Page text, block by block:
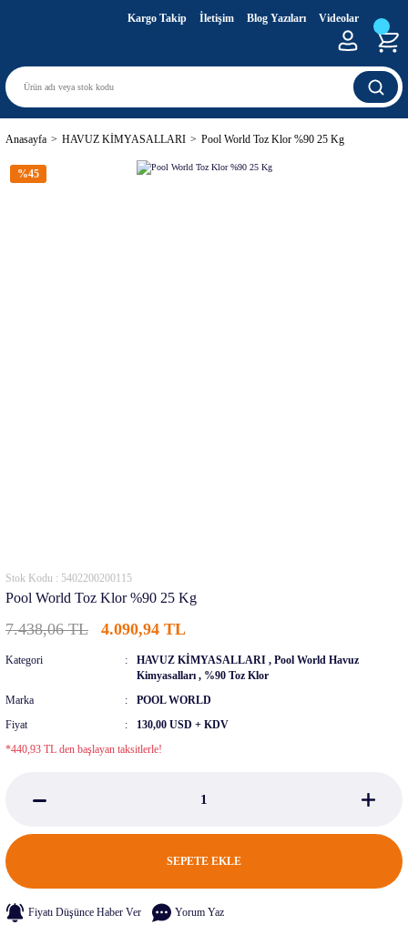
Kargo Takip İletişim Blog Yazıları Videolar
Anasayfa HAVUZ KİMYASALLARI Pool World Toz Klor %90 25 Kg
%45
Stok Kodu : 5402200200115
Pool World Toz Klor %90 25 Kg
7.438,06 TL 4.090,94 TL
Kategori HAVUZ KİMYASALLARI , Pool World Havuz
Kimyasalları , %90 Toz Klor
Marka
POOL WORLD
Fiyat
130,00 USD + KDV
*440,93 TL den başlayan taksitlerle!
SEPETE EKLE
Fiyatı Düşünce Haber Ver Yorum Yaz